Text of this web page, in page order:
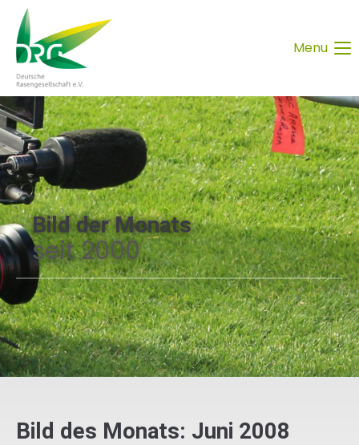
Menu
Bild der Monats
seit 2000
Bild des Monats: Juni 2008